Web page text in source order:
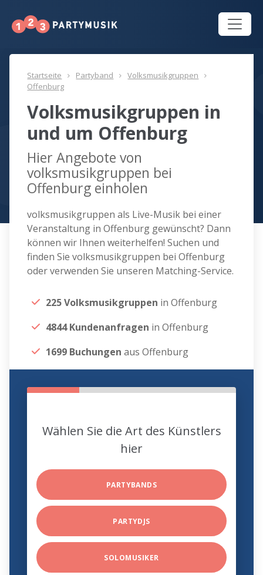
Startseite Partyband
Volksmusikgruppen
Offenburg
Volksmusikgruppen in
und um Offenburg
Hier Angebote von
volksmusikgruppen bei
Offenburg einholen
volksmusikgruppen als Live-Musik bei einer
Veranstaltung in Offenburg gewünscht? Dann
können wir Ihnen weiterhelfen! Suchen und
finden Sie volksmusikgruppen bei Offenburg
oder verwenden Sie unseren Matching-Service.
225 Volksmusikgruppen in Offenburg
4844 Kundenanfragen in Offenburg
1699 Buchungen aus Offenburg
Wählen Sie die Art des Künstlers
hier
PARTYBANDS
PARTYDJS
SOLOMUSIKER